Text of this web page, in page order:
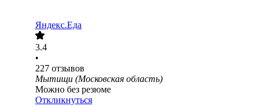
Яндекс.Еда
3.4
•
227 отзывов
Мытищи (Московская область)
Можно без резюме
Откликнуться